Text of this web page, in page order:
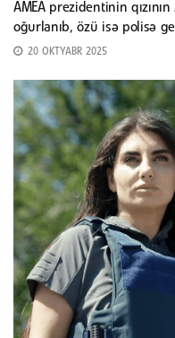
AMEA prezidentinin
oğurlanıb, özü isə polisə
20 OKTYABR 2025